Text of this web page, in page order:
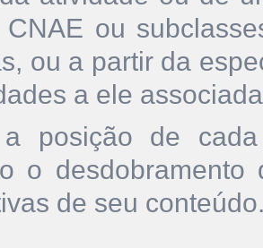
CNAE ou
ou a partir da
a ele
a posição de
o
de seu